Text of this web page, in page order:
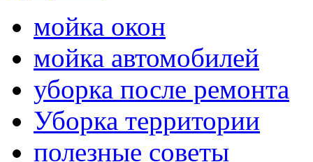
мойка окон
мойка автомобилей
уборка после ремонта
Уборка территории
полезные советы